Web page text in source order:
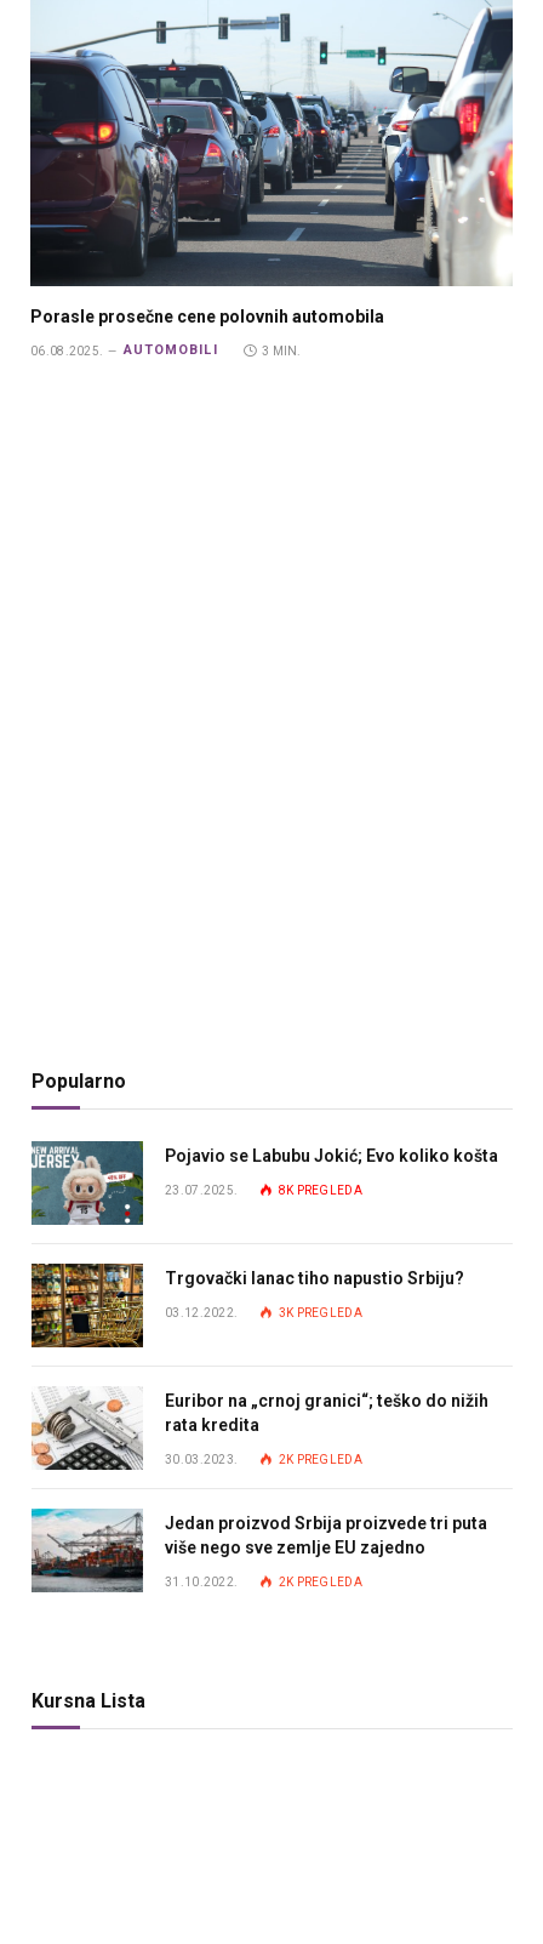
Porasle prosečne cene polovnih automobila
06.08.2025. AUTOMOBILI 3 MIN.
Popularno
Pojavio se Labubu Jokić; Evo koliko košta
23.07.2025. 8K PREGLEDA
Trgovački lanac tiho napustio Srbiju?
03.12.2022. 3K PREGLEDA
Euribor na „crnoj granici“; teško do nižih
rata kredita
30.03.2023. 2K PREGLEDA
Jedan proizvod Srbija proizvede tri puta
više nego sve zemlje EU zajedno
31.10.2022. 2K PREGLEDA
Kursna Lista